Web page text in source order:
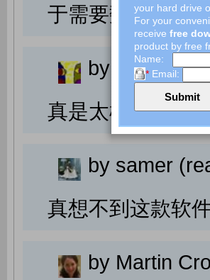
于需要数据恢复
by Mahesh
真是太棒了! 所
by samer
真想不到这款软
by Martin
your hard drive
For your
receive free
product by free
Name:
* Email: